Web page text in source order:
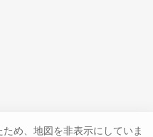
め、地図を非表示にしていま